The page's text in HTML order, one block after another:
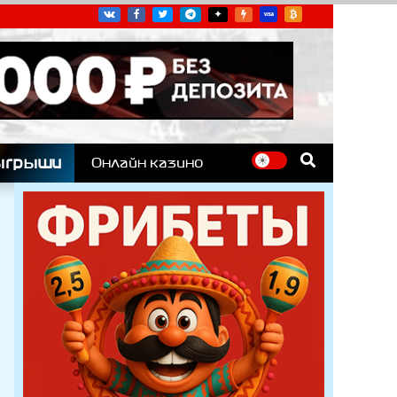
гоночных серий
Онлайн казино